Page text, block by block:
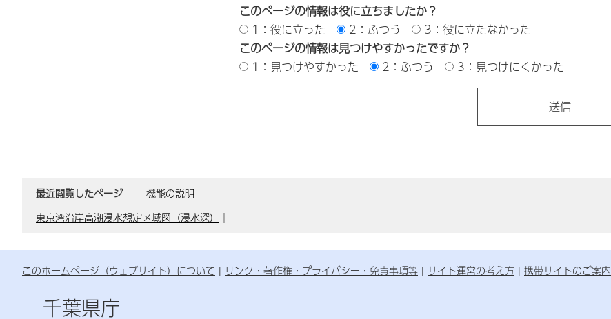
このページの情報は役に立ちましたか？
1：役に立った
2：ふつう
3：役に立たなかった
このページの情報は見つけやすかったですか？
1：見つけやすかった
2：ふつう 3：見つけにくかった
最近閲覧したページ
機能の説明
東京湾沿岸高潮浸水想定区域図（浸水深）
｜
このホームページ（ウェブサイト）について リンク・著作権・プライバシー・免責事項等 サイト運営の考え方 携帯サイトのご案内
千葉県庁